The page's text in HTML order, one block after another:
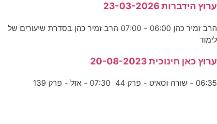
ערוץ הידברות 23-03-2026
הרב זמיר כהן 06:00 - 07:00 הרב זמיר כהן בסדרת שיעורים של
לימוד
ערוץ כאן חינוכית 20-08-2023
06:35 - שורה וסאיט - פרק 44 07:30 - אזל - פרק 139